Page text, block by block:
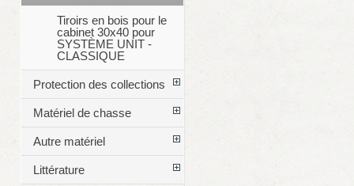
Tiroirs en bois pour le
cabinet 30x40 pour
SYSTÈME UNIT -
CLASSIQUE
Protection des collections
Matériel de chasse
Autre matériel
Littérature